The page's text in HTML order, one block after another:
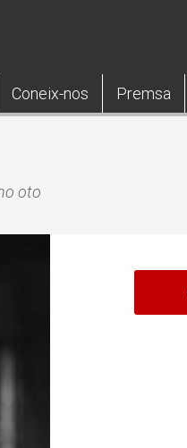
Coneix-nos Premsa
oto